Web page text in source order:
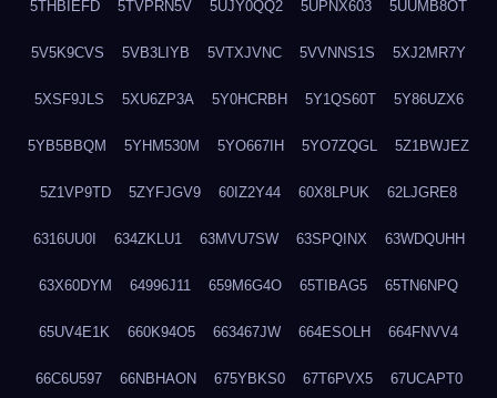
5THBIEFD 5TVPRN5V 5UJY0QQ2 5UPNX603 5UUMB8OT
5V5K9CVS 5VB3LIYB 5VTXJVNC 5VVNNS1S 5XJ2MR7Y
5XSF9JLS 5XU6ZP3A 5Y0HCRBH 5Y1QS60T 5Y86UZX6
5YB5BBQM 5YHM530M 5YO667IH 5YO7ZQGL 5Z1BWJEZ
5Z1VP9TD 5ZYFJGV9 60IZ2Y44 60X8LPUK 62LJGRE8
6316UU0I 634ZKLU1 63MVU7SW 63SPQINX 63WDQUHH
63X60DYM 64996J11 659M6G4O 65TIBAG5 65TN6NPQ
65UV4E1K 660K94O5 663467JW 664ESOLH 664FNVV4
66C6U597 66NBHAON 675YBKS0 67T6PVX5 67UCAPT0